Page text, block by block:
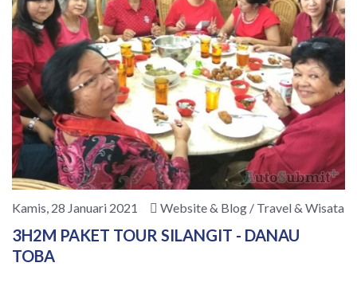
Kamis, 28 Januari 2021 Website & Blog / Travel & Wisata
3H2M PAKET TOUR SILANGIT - DANAU
TOBA